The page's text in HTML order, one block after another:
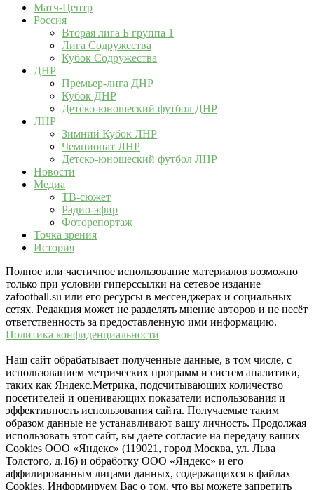
Матч-Центр
Россия
Вторая лига Б группа 1
Лига Содружества
Кубок Содружества
ДНР
Премьер-лига ДНР
Кубок ДНР
Детско-юношеский футбол ДНР
ЛНР
Зимний Кубок ЛНР
Чемпионат ЛНР
Детско-юношеский футбол ЛНР
Новости
Медиа
ТВ-сюжет
Радио-эфир
Фоторепортаж
Точка зрения
История
Полное или частичное использование материалов возможно
только при условии гиперссылки на сетевое издание
zafootball.su или его ресурсы в мессенджерах и социальных
сетях. Редакция может не разделять мнение авторов и не несёт
ответственность за предоставленную ими информацию.
Политика конфиденциальности
Наш сайт обрабатывает полученные данные, в том числе, с
использованием метрических программ и систем аналитики,
таких как Яндекс.Метрика, подсчитывающих количество
посетителей и оценивающих показатели использования и
эффективность использования сайта. Получаемые таким
образом данные не устанавливают вашу личность. Продолжая
использовать этот сайт, вы даете согласие на передачу ваших
Cookies ООО «Яндекс» (119021, город Москва, ул. Льва
Толстого, д.16) и обработку ООО «Яндекс» и его
аффилированным лицами данных, содержащихся в файлах
Cookies. Информируем Вас о том, что вы можете запретить